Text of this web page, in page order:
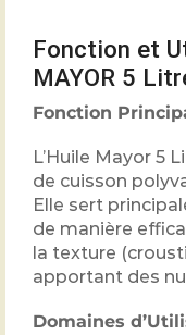
Fonction et
MAYOR 5
Fonction
L’Huile Mayor 5
de cuisson
Elle sert
de manière
la texture
apportant des
Domaines